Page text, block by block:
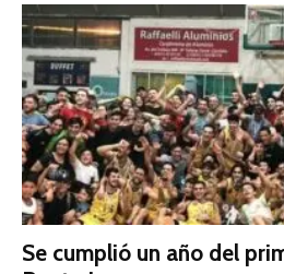
Se cumplió un año del